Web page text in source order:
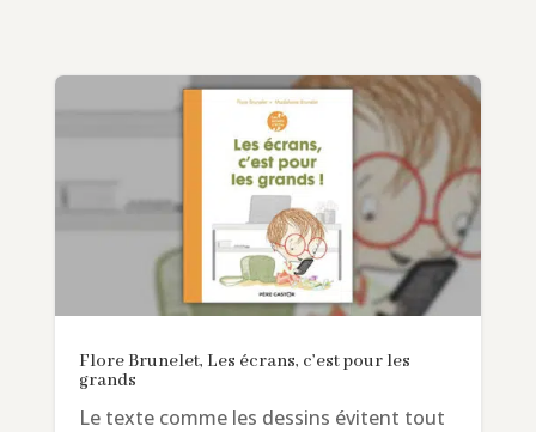
Flore Brunelet, Les écrans, c’est pour les
grands
Le texte comme les dessins évitent tout